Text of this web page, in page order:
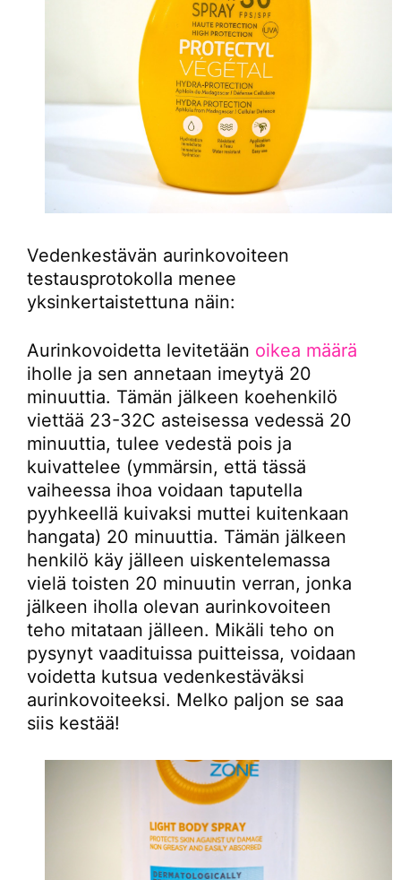
Vedenkestävän aurinkovoiteen
testausprotokolla menee
yksinkertaistettuna näin:
Aurinkovoidetta levitetään oikea määrä
iholle ja sen annetaan imeytyä 20
minuuttia. Tämän jälkeen koehenkilö
viettää 23-32C asteisessa vedessä 20
minuuttia, tulee vedestä pois ja
kuivattelee (ymmärsin, että tässä
vaiheessa ihoa voidaan taputella
pyyhkeellä kuivaksi muttei kuitenkaan
hangata) 20 minuuttia. Tämän jälkeen
henkilö käy jälleen uiskentelemassa
vielä toisten 20 minuutin verran, jonka
jälkeen iholla olevan aurinkovoiteen
teho mitataan jälleen. Mikäli teho on
pysynyt vaadituissa puitteissa, voidaan
voidetta kutsua vedenkestäväksi
aurinkovoiteeksi. Melko paljon se saa
siis kestää!